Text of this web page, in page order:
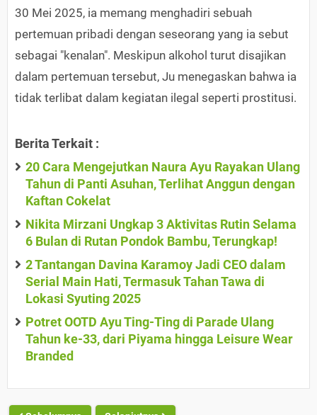
30 Mei 2025, ia memang menghadiri sebuah
pertemuan pribadi dengan seseorang yang ia sebut
sebagai "kenalan". Meskipun alkohol turut disajikan
dalam pertemuan tersebut, Ju menegaskan bahwa ia
tidak terlibat dalam kegiatan ilegal seperti prostitusi.
Berita Terkait :
20 Cara Mengejutkan Naura Ayu Rayakan Ulang
Tahun di Panti Asuhan, Terlihat Anggun dengan
Kaftan Cokelat
Nikita Mirzani Ungkap 3 Aktivitas Rutin Selama
6 Bulan di Rutan Pondok Bambu, Terungkap!
2 Tantangan Davina Karamoy Jadi CEO dalam
Serial Main Hati, Termasuk Tahan Tawa di
Lokasi Syuting 2025
Potret OOTD Ayu Ting-Ting di Parade Ulang
Tahun ke-33, dari Piyama hingga Leisure Wear
Branded